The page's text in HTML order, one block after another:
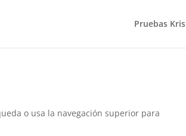
Pruebas Kris
o usa la navegación superior para